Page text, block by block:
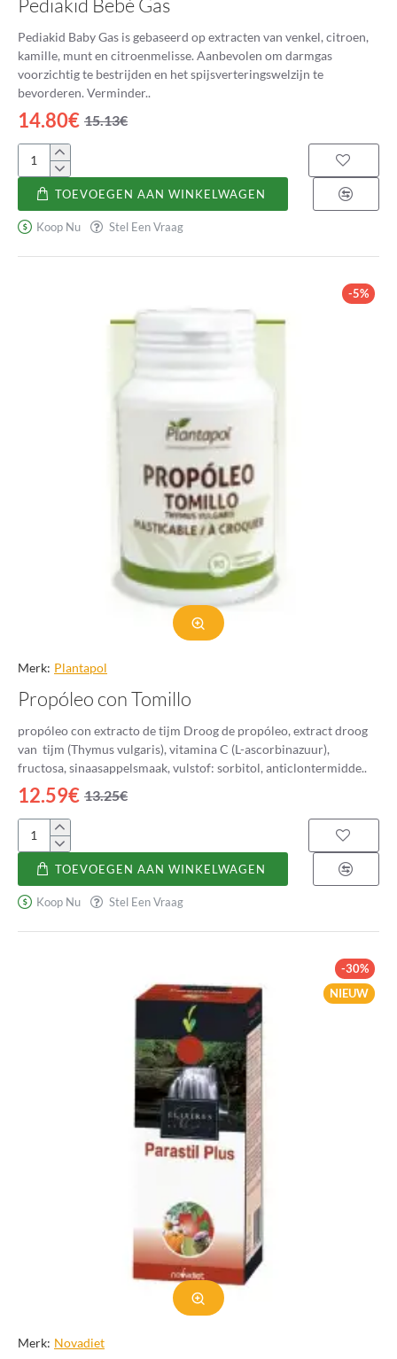
Pediakid Bebé Gas
Pediakid Baby Gas is gebaseerd op extracten van venkel, citroen,
kamille, munt en citroenmelisse. Aanbevolen om darmgas
voorzichtig te bestrijden en het spijsverteringswelzijn te
bevorderen. Verminder..
14.80€ 15.13€
Pediakid
Bebé
Gas
TOEVOEGEN AAN WINKELWAGEN
Koop Nu Stel Een Vraag
-5%
Merk: Plantapol
Propóleo con Tomillo
propóleo con extracto de tijm Droog de propóleo, extract droog
van tijm (Thymus vulgaris), vitamina C (L-ascorbinazuur),
fructosa, sinaasappelsmaak, vulstof: sorbitol, anticlontermidde..
12.59€ 13.25€
Propóleo
Tomillo
TOEVOEGEN AAN WINKELWAGEN
Koop Nu Stel Een Vraag
NIEUW
-30%
Merk: Novadiet